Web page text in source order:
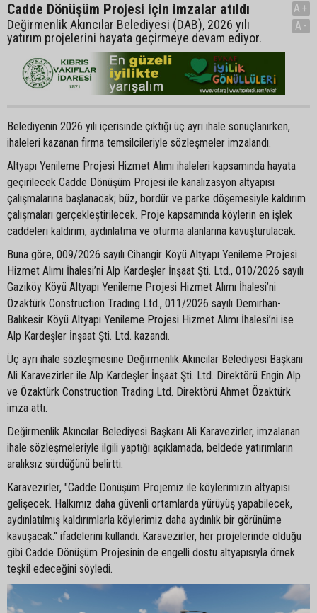
Cadde Dönüşüm Projesi için imzalar atıldı
Değirmenlik Akıncılar Belediyesi (DAB), 2026 yılı
yatırım projelerini hayata geçirmeye devam ediyor.
A+
A-
Belediyenin 2026 yılı içerisinde çıktığı üç ayrı ihale sonuçlanırken,
ihaleleri kazanan firma temsilcileriyle sözleşmeler imzalandı.
Altyapı Yenileme Projesi Hizmet Alımı ihaleleri kapsamında hayata
geçirilecek Cadde Dönüşüm Projesi ile kanalizasyon altyapısı
çalışmalarına başlanacak; büz, bordür ve parke döşemesiyle kaldırım
çalışmaları gerçekleştirilecek. Proje kapsamında köylerin en işlek
caddeleri kaldırım, aydınlatma ve oturma alanlarına kavuşturulacak.
Buna göre, 009/2026 sayılı Cihangir Köyü Altyapı Yenileme Projesi
Hizmet Alımı İhalesi’ni Alp Kardeşler İnşaat Şti. Ltd., 010/2026 sayılı
Gaziköy Köyü Altyapı Yenileme Projesi Hizmet Alımı İhalesi’ni
Özaktürk Construction Trading Ltd., 011/2026 sayılı Demirhan-
Balıkesir Köyü Altyapı Yenileme Projesi Hizmet Alımı İhalesi’ni ise
Alp Kardeşler İnşaat Şti. Ltd. kazandı.
Üç ayrı ihale sözleşmesine Değirmenlik Akıncılar Belediyesi Başkanı
Ali Karavezirler ile Alp Kardeşler İnşaat Şti. Ltd. Direktörü Engin Alp
ve Özaktürk Construction Trading Ltd. Direktörü Ahmet Özaktürk
imza attı.
Değirmenlik Akıncılar Belediyesi Başkanı Ali Karavezirler, imzalanan
ihale sözleşmeleriyle ilgili yaptığı açıklamada, beldede yatırımların
aralıksız sürdüğünü belirtti.
Karavezirler, "Cadde Dönüşüm Projemiz ile köylerimizin altyapısı
gelişecek. Halkımız daha güvenli ortamlarda yürüyüş yapabilecek,
aydınlatılmış kaldırımlarla köylerimiz daha aydınlık bir görünüme
kavuşacak." ifadelerini kullandı. Karavezirler, her projelerinde olduğu
gibi Cadde Dönüşüm Projesinin de engelli dostu altyapısıyla örnek
teşkil edeceğini söyledi.